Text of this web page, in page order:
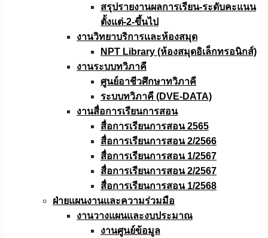
สรุปรายงานผลการเรียน-ระดับคะแนน
ตั้งแต่-2-ขึ้นไป
งานวิทยาบริการเเละห้องสมุด
NPT Library (ห้องสมุดอิเล็กทรอนิกส์)
งานระบบทวิภาคี
ศูนย์อาชีวศึกษาทวิภาคี
ระบบทวิภาคี (DVE-DATA)
งานสื่อการเรียนการสอน
สื่อการเรียนการสอน 2565
สื่อการเรียนการสอน 2/2566
สื่อการเรียนการสอน 1/2567
สื่อการเรียนการสอน 2/2567
สื่อการเรียนการสอน 1/2568
ฝ่ายแผนงานเเละความร่วมมือ
งานวางแผนเเละงบประมาณ
งานศูนย์ข้อมูล